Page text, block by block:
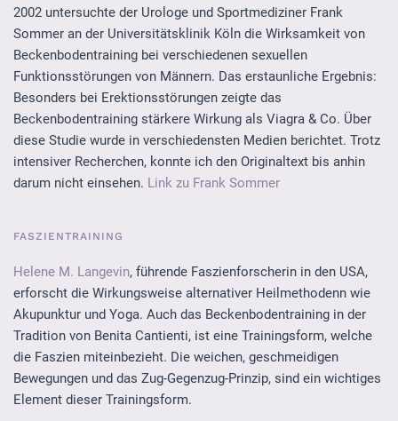
2002 untersuchte der Urologe und Sportmediziner Frank
Sommer an der Universitätsklinik Köln die Wirksamkeit von
Beckenbodentraining bei verschiedenen sexuellen
Funktionsstörungen von Männern. Das erstaunliche Ergebnis:
Besonders bei Erektionsstörungen zeigte das
Beckenbodentraining stärkere Wirkung als Viagra & Co. Über
diese Studie wurde in verschiedensten Medien berichtet. Trotz
intensiver Recherchen, konnte ich den Originaltext bis anhin
darum nicht einsehen. Link zu Frank Sommer
FASZIENTRAINING
Helene M. Langevin, führende Faszienforscherin in den USA,
erforscht die Wirkungsweise alternativer Heilmethodenn wie
Akupunktur und Yoga. Auch das Beckenbodentraining in der
Tradition von Benita Cantienti, ist eine Trainingsform, welche
die Faszien miteinbezieht. Die weichen, geschmeidigen
Bewegungen und das Zug-Gegenzug-Prinzip, sind ein wichtiges
Element dieser Trainingsform.